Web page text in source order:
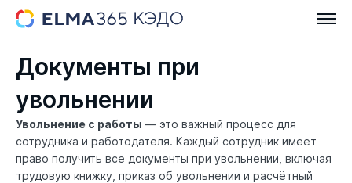
Документы при
увольнении
Увольнение с работы — это важный процесс для
сотрудника и работодателя. Каждый сотрудник имеет
право получить все документы при увольнении, включая
трудовую книжку, приказ об увольнении и расчётный